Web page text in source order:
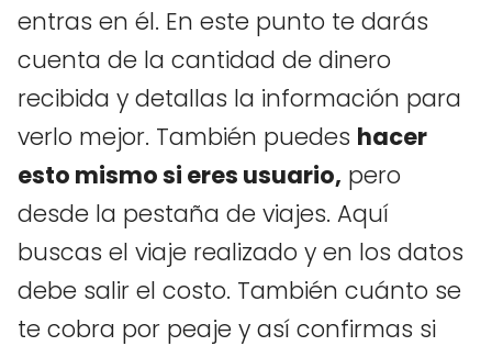
entras en él. En este punto te darás
cuenta de la cantidad de dinero
recibida y detallas la información para
verlo mejor. También puedes hacer
esto mismo si eres usuario, pero
desde la pestaña de viajes. Aquí
buscas el viaje realizado y en los datos
debe salir el costo. También cuánto se
te cobra por peaje y así confirmas si